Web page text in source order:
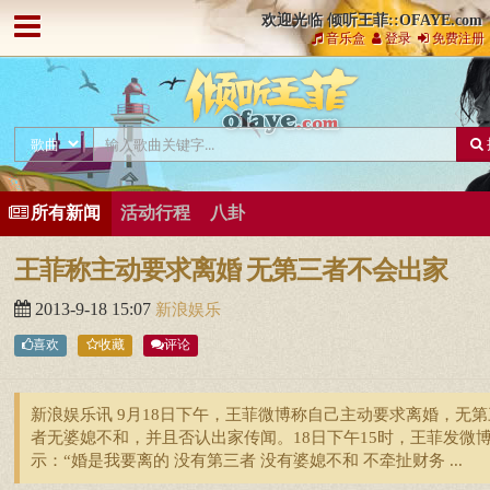
欢迎光临 倾听王菲::OFAYE.com
音乐盒 登录 免费注册
所有新闻 活动行程 八卦
王菲称主动要求离婚 无第三者不会出家
2013-9-18 15:07 新浪娱乐
喜欢 收藏 评论
新浪娱乐讯 9月18日下午，王菲微博称自己主动要求离婚，无
者无婆媳不和，并且否认出家传闻。18日下午15时，王菲发微
示：“婚是我要离的 没有第三者 没有婆媳不和 不牵扯财务 ...